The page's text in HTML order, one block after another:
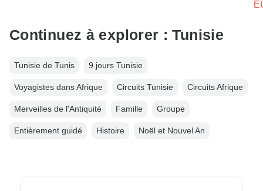
Continuez à explorer : Tunisie
Tunisie de Tunis 9 jours Tunisie
Voyagistes dans Afrique Circuits Tunisie Circuits Afrique
Merveilles de l'Antiquité Famille Groupe
Entièrement guidé Histoire Noël et Nouvel An